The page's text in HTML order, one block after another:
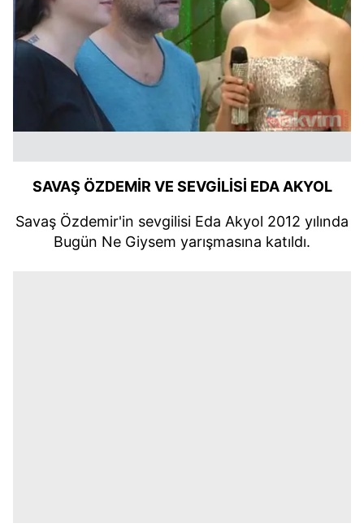
SAVAŞ ÖZDEMİR VE SEVGİLİSİ EDA AKYOL
Savaş Özdemir'in sevgilisi Eda Akyol 2012 yılında
Bugün Ne Giysem yarışmasına katıldı.